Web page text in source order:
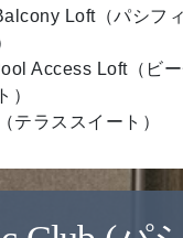
Loft（パシフ
Access Loft（ビ
）
テラススイート）